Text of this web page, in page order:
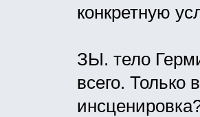
конкретную
ЗЫ. тело
всего. Только